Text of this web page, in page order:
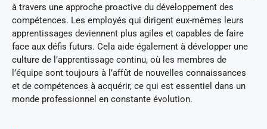
à travers une approche proactive du développement des
compétences. Les employés qui dirigent eux-mêmes leurs
apprentissages deviennent plus agiles et capables de faire
face aux défis futurs. Cela aide également à développer une
culture de l’apprentissage continu, où les membres de
l’équipe sont toujours à l’affût de nouvelles connaissances
et de compétences à acquérir, ce qui est essentiel dans un
monde professionnel en constante évolution.